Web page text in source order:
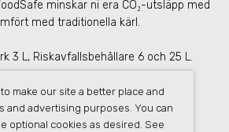
minskar ni era CO₂-utsläpp med
med traditionella kärl.
3 L, Riskavfallsbehållare 6 och 25 L.
make our site a better place and
and advertising purposes. You can
optional cookies as desired. See